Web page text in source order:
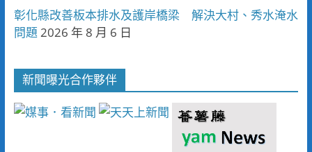
彰化縣改善板本排水及護岸橋梁 解決大村、秀水淹水
問題 2026 年 8 月 6 日
新聞曝光合作夥伴